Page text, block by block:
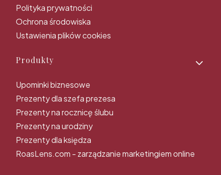
Polityka prywatności
Ochrona środowiska
Ustawienia plików cookies
Produkty
Upominki biznesowe
Prezenty dla szefa prezesa
Prezenty na rocznicę ślubu
Prezenty na urodziny
Prezenty dla księdza
RoasLens.com - zarządzanie marketingiem online